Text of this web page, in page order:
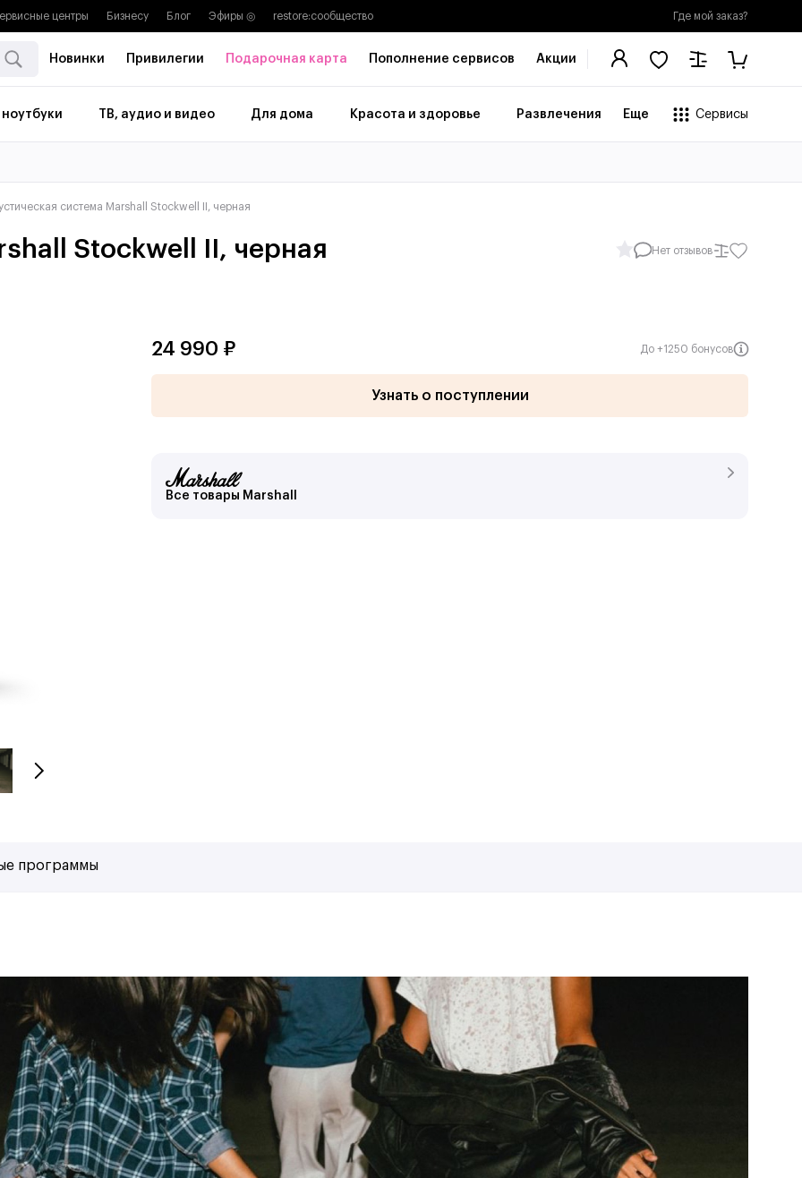
центры Бизнесу Блог Эфиры ◎ restore:cообщество Где мой заказ?
Новинки Привилегии Подарочная карта Пополнение сервисов Акции
ТВ, аудио и видео Для дома Красота и здоровье Развлечения Еще Сервисы
система Marshall Stockwell II, черная
Stockwell II, черная Нет отзывов
24 990 ₽ До +1250 бонусов
Узнать о поступлении
Все товары Marshall
программы